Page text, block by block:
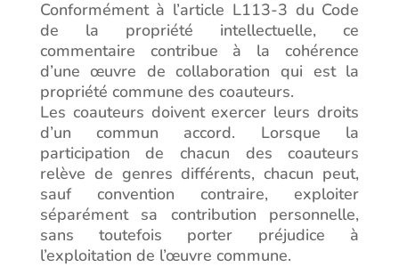
Conformément à l’article L113-3 du Code
de la propriété intellectuelle, ce
commentaire contribue à la cohérence
d’une œuvre de collaboration qui est la
propriété commune des coauteurs.
Les coauteurs doivent exercer leurs droits
d’un commun accord. Lorsque la
participation de chacun des coauteurs
relève de genres différents, chacun peut,
sauf convention contraire, exploiter
séparément sa contribution personnelle,
sans toutefois porter préjudice à
l’exploitation de l’œuvre commune.